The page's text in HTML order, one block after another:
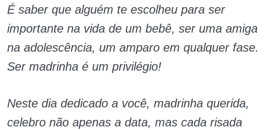
É saber que alguém te escolheu para ser
importante na vida de um bebê, ser uma amiga
na adolescência, um amparo em qualquer fase.
Ser madrinha é um privilégio!
Neste dia dedicado a você, madrinha querida,
celebro não apenas a data, mas cada risada